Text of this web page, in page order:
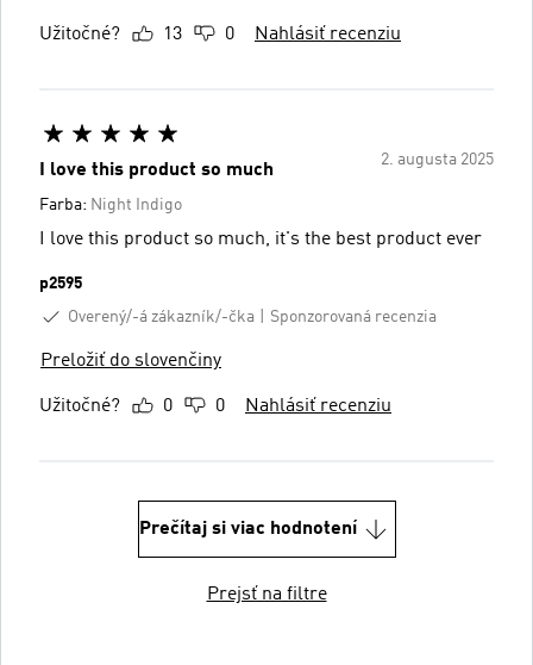
Užitočné? 13 0 Nahlásiť recenziu
2. augusta 2025
I love this product so much
Farba: Night Indigo
I love this product so much, it's the best product ever
p2595
Overený/-á zákazník/-čka
Sponzorovaná recenzia
Preložiť do slovenčiny
Užitočné? 0 0 Nahlásiť recenziu
Prečítaj si viac hodnotení
Prejsť na filtre